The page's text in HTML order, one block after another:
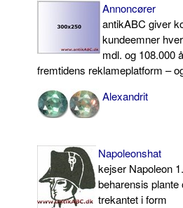
Annoncører
antikABC giver
kundeemner
mdl. og 108.000
fremtidens reklameplatform –
Alexandrit
Napoleonshat
kejser Napoleon
beharensis plante
trekantet i form